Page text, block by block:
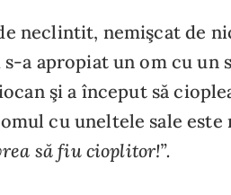
neclintit, nemişcat de
a apropiat un om cu un
şi a început să
cu uneltele sale
să fiu cioplitor!”.